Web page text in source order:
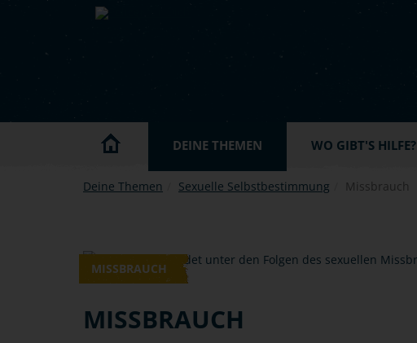
Skip to main content
DEINE THEMEN WO GIBT'S HILFE?
Deine Themen Sexuelle Selbstbestimmung Missbrauch
MISSBRAUCH
MISSBRAUCH